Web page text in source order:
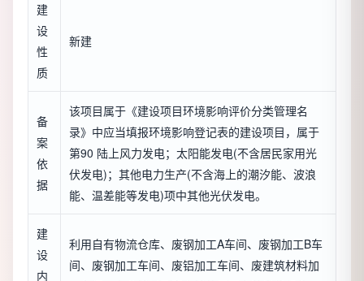
建
设
性
质
新建
备
案
依
据
该项目属于《建设项目环境影响评价分类管理名
录》中应当填报环境影响登记表的建设项目，属于
第90 陆上风力发电；太阳能发电(不含居民家用光
伏发电)；其他电力生产(不含海上的潮汐能、波浪
能、温差能等发电)项中其他光伏发电。
建
设
内
利用自有物流仓库、废钢加工A车间、废钢加工B车
间、废钢加工车间、废铝加工车间、废建筑材料加